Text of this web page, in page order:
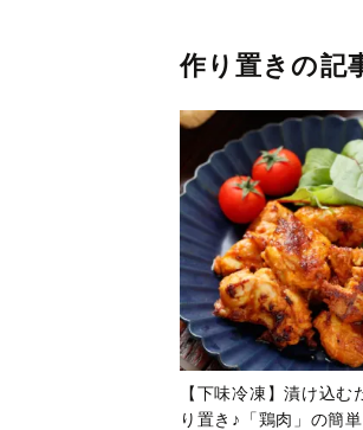
作り置きの記
【下味冷凍】漬け込む
り置き♪「鶏肉」の簡